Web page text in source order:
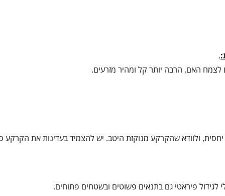
.
לצמח האם, הרבה יותר קל ומהיר מזרעים.
20–30 ס"מ זה מזה, בעומק רדוד יחסית, ולוודא שהקרקע מנוקזת היטב. יש להצמיד בעדינות את
לגידול פיראטי גם בתנאים פשוטים ובשטחים פתוחים.